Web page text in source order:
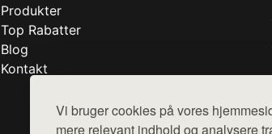
Vi bruger cookies på vores
mere relevant indhold og analysere
Produkter
Top Rabatter
Blog
Kontakt